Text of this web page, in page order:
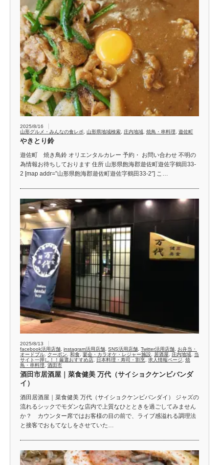
2025/8/16
山形グルメ・みんなの食レポ
山形県地域検索 庄内地域 焼鳥・串料理 遊佐町
やきとり鈴
遊佐町 焼き鳥鈴 オリエンタルカレー 予約・ お問い合わせ 不明の
為情報お待ちしております 住所 山形県飽海郡遊佐町遊佐字鶴田33-
2 [map addr=”山形県飽海郡遊佐町遊佐字鶴田33-2″] こ…
2025/8/13
facebook活用店舗 instagram活用店舗 SNS活用店舗 Twitter活用店舗
お弁当・
オードブル
クーポン 和食 宴会・カラオケ・レジャー施設 居酒屋 庄内地域
当
サイト一押し！！厳選おすすめ店
日本料理・寿司・割烹 求人情報ページ
焼
鳥・串料理
酒田市
酒田市居酒屋｜菜食健美 万代（サイショクケンビバンダ
イ）
酒田居酒屋｜菜食健美 万代（サイショクケンビバンダイ） ジャズの
流れるシックでモダンな店内で上質なひとときを過ごしてみません
か？ カウンター席ではお客様の目の前で、ライブ感溢れる調理法
と接客でおもてなしをさせていた…